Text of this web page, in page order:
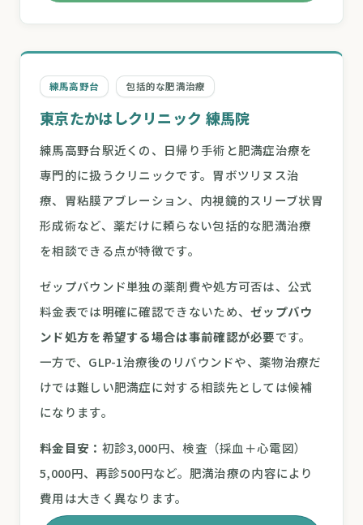
練馬高野台 包括的な肥満治療
東京たかはしクリニック 練馬院
練馬高野台駅近くの、日帰り手術と肥満症治療を
専門的に扱うクリニックです。胃ボツリヌス治
療、胃粘膜アブレーション、内視鏡的スリーブ状胃
形成術など、薬だけに頼らない包括的な肥満治療
を相談できる点が特徴です。
ゼップバウンド単独の薬剤費や処方可否は、公式
料金表では明確に確認できないため、ゼップバウ
ンド処方を希望する場合は事前確認が必要です。
一方で、GLP-1治療後のリバウンドや、薬物治療だ
けでは難しい肥満症に対する相談先としては候補
になります。
料金目安： 初診3,000円、検査（採血＋心電図）
5,000円、再診500円など。肥満治療の内容により
費用は大きく異なります。